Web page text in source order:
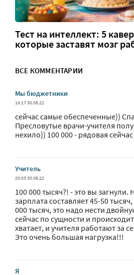
Тест на интеллект: 5
которые заставят мозг
ВСЕ КОММЕНТАРИИ
Мы бюджетники
16:17 30.08.22
сейчас самые обеспеченные))
Пресловутые врачи-учителя
нехило)) 100 000 - рядовая
Учитель
20:03 30.08.22
100 000 тысяч?! - это вы загнули.
зарплата составляет 45-50
000 тысяч, это надо нести
сейчас по сущности и
хватает, и учителя работают за
Это очень большая нагрузка!!!
Я